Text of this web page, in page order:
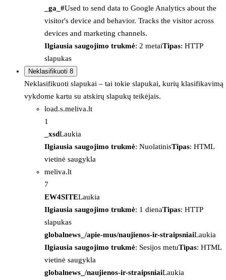
_ga_#Used to send data to Google Analytics about the
visitor's device and behavior. Tracks the visitor across
devices and marketing channels.
Ilgiausia saugojimo trukmė: 2 metaiTipas: HTTP
slapukas
Neklasifikuoti 8
Neklasifikuoti slapukai – tai tokie slapukai, kurių klasifikavimą
vykdome kartu su atskirų slapukų teikėjais.
load.s.meliva.lt
1
_xsdLaukia
Ilgiausia saugojimo trukmė: NuolatinisTipas: HTML
vietinė saugykla
meliva.lt
7
EW4SITELaukia
Ilgiausia saugojimo trukmė: 1 dienaTipas: HTTP
slapukas
globalnews_/apie-mus/naujienos-ir-straipsniaiLaukia
Ilgiausia saugojimo trukmė: Sesijos metuTipas: HTML
vietinė saugykla
globalnews_/naujienos-ir-straipsniaiLaukia